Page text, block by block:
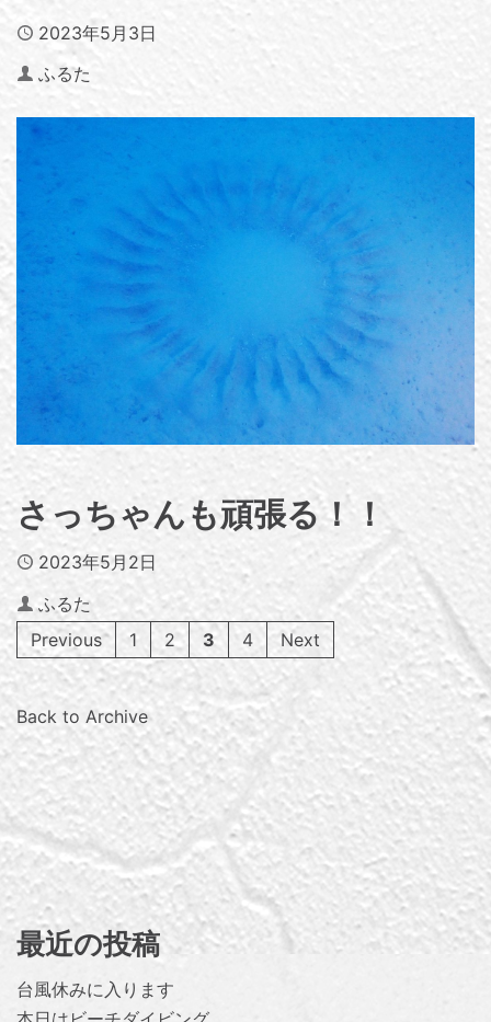
Published
2023年5月3日
Author
ふるた
さっちゃんも頑張る！！
Published
2023年5月2日
Author
ふるた
Previous
1 2 3 4 Next
Back to Archive
最近の投稿
台風休みに入ります